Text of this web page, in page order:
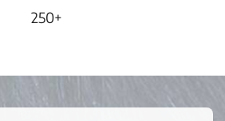
250+